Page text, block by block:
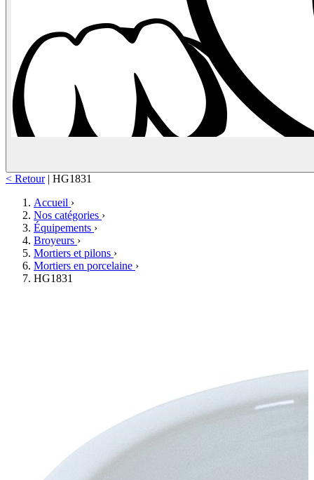
< Retour | HG1831
Accueil ›
Nos catégories ›
Équipements ›
Broyeurs ›
Mortiers et pilons ›
Mortiers en porcelaine ›
HG1831